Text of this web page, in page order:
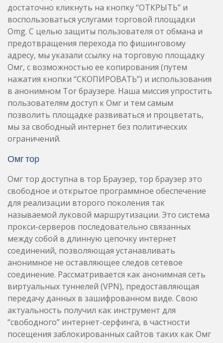
достаточно кликнуть на кнопку “ОТКРЫТЬ” и
воспользоваться услугами торговой площадки
Omg. С целью защиты пользователя от обмана и
предотвращения перехода по фишинговому
адресу, мы указали ссылку на торговую площадку
Омг, с возможностью ее копирования (путем
нажатия кнопки “СКОПИРОВАТЬ”) и использования
в анонимном Tor браузере. Наша миссия упростить
пользователям доступ к Омг и тем самым
позволить площадке развиваться и процветать,
мы за свободный интернет без политических
ограничений.
Омг тор
Омг тор доступна в тор Браузер, тор браузер это
свободное и открытое программное обеспечение
для реализации второго поколения так
называемой луковой маршрутизации. Это система
прокси-серверов последовательно связанных
между собой в длинную цепочку интернет
соединений, позволяющая устанавливать
анонимное не оставляющее следов сетевое
соединение. Рассматривается как анонимная сеть
виртуальных туннелей (VPN), предоставляющая
передачу данных в зашифрованном виде. Свою
актуальность получил как инструмент для
“свободного” интернет-серфинга, в частности
посещения заблокированных сайтов таких как Омг